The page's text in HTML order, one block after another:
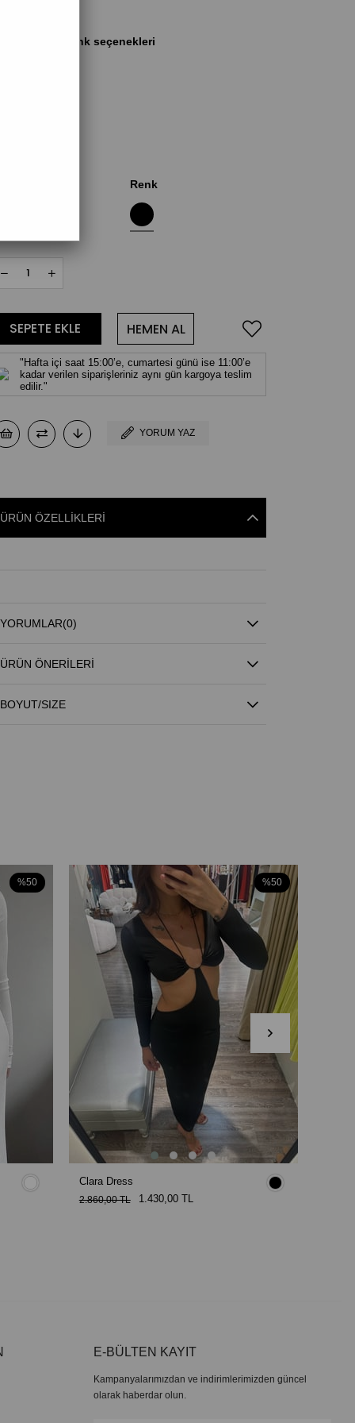
Renk
"Hafta içi saat 15:00’e, cumartesi günü ise 11:00’e
kadar verilen siparişleriniz aynı gün kargoya teslim
edilir."
YORUM YAZ
ÜRÜN ÖZELLIKLERI
YORUMLAR(0)
ÜRÜN ÖNERILERI
BOYUT/SIZE
%50
Clara Dress
1.430,00 TL
2.860,00 TL
%50
E-BÜLTEN KAYIT
Kampanyalarımızdan ve indirimlerimizden güncel
olarak haberdar olun.